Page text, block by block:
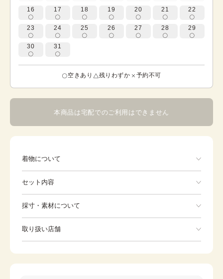
16 17 18 19 20 21 22
23 24 25 26 27 28 29
30 31
空きあり 残りわずか 予約不可
本商品は宅配でのご利用はできません
着物について
セット内容
※着付けに必要な一式をすべて含みます。
Kimono
Zori sandals
採寸・素材について
身丈 74cm
取り扱い店舗